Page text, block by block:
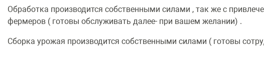
Обработка производится собственными силами , так же с
фермеров ( готовы обслуживать далее- при вашем желании) .
Сборка урожая производится собственными силами ( готовы